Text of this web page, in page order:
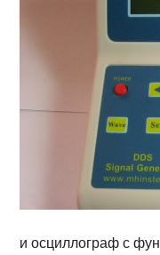
и осциллограф с